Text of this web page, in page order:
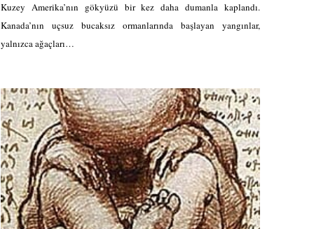
Kuzey Amerika’nın gökyüzü bir kez daha dumanla kaplandı.
Kanada’nın uçsuz bucaksız ormanlarında başlayan yangınlar,
yalnızca ağaçları…